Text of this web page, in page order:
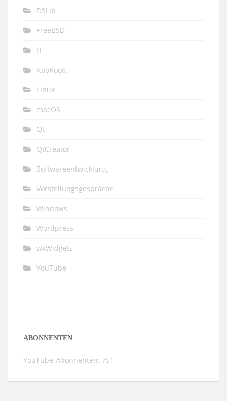
DSLib
FreeBSD
IT
KooKooK
Linux
macOS
Qt
QtCreator
Softwareentwicklung
Vorstellungsgespräche
Windows
Wordpress
wxWidgets
YouTube
ABONNENTEN
YouTube-Abonnenten: 751